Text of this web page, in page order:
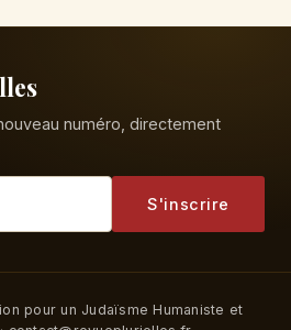
numéro, directement
S'inscrire
pour un Judaïsme Humaniste et